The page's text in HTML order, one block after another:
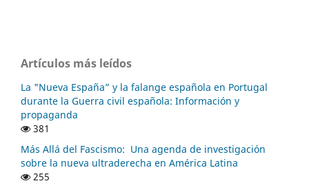
Artículos más leídos
La "Nueva España” y la falange española en Portugal
durante la Guerra civil española: Información y
propaganda
381
Más Allá del Fascismo: Una agenda de investigación
sobre la nueva ultraderecha en América Latina
255